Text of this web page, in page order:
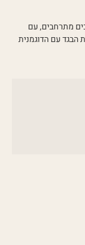
מתרחבים, עם
הבגד עם הדוגמנית